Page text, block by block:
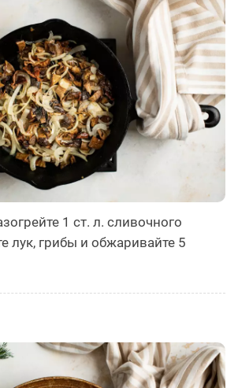
1 ст. л. сливочного
лук, грибы и обжаривайте 5